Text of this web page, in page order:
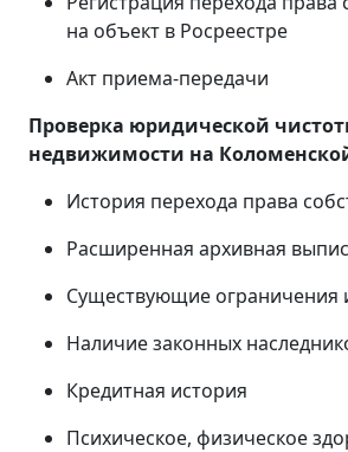
на объект в Росреестре
Акт приема-передачи
Проверка юридической
недвижимости на
История перехода права
Расширенная архивная
Существующие ограничения
Наличие законных
Кредитная история
Психическое, физическое